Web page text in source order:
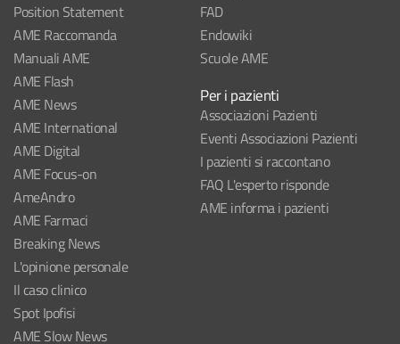
Position Statement
AME Raccomanda
Manuali AME
AME Flash
AME News
AME International
AME Digital
AME Focus-on
AmeAndro
AME Farmaci
Breaking News
L'opinione personale
Il caso clinico
Spot Ipofisi
AME Slow News
FAD
Endowiki
Scuole AME
Per i pazienti
Associazioni Pazienti
Eventi Associazioni Pazienti
I pazienti si raccontano
FAQ L'esperto risponde
AME informa i pazienti